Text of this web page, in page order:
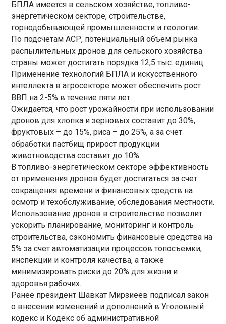
БПЛА имеется в сельском хозяйстве, топливо-
энергетическом секторе, строительстве,
горнодобывающей промышленности и геологии.
По подсчетам АСР, потенциальный объем рынка
распылительных дронов для сельского хозяйства
страны может достигать порядка 12,5 тыс. единиц.
Применение технологий БПЛА и искусственного
интеллекта в агросекторе может обеспечить рост
ВВП на 2-5% в течение пяти лет.
Ожидается, что рост урожайности при использовании
дронов для хлопка и зерновых составит до 30%,
фруктовых – до 15%, риса – до 25%, а за счет
обработки пастбищ прирост продукции
животноводства составит до 10%.
В топливо-энергетическом секторе эффективность
от применения дронов будет достигаться за счет
сокращения времени и финансовых средств на
осмотр и техобслуживание, обследования местности.
Использование дронов в строительстве позволит
ускорить планирование, мониторинг и контроль
строительства, сэкономить финансовые средства на
5% за счет автоматизации процессов топосъемки,
инспекции и контроля качества, а также
минимизировать риски до 20% для жизни и
здоровья рабочих.
Ранее президент Шавкат Мирзиёев подписал закон
о внесении изменений и дополнений в Уголовный
кодекс и Кодекс об административной